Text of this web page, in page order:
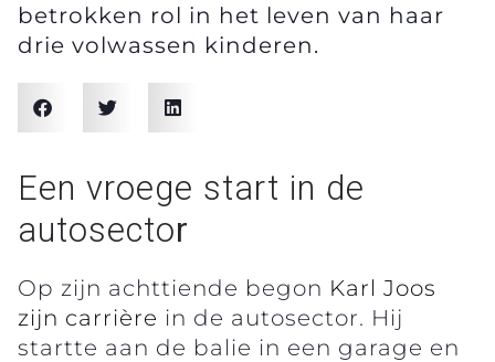
betrokken rol in het leven van haar
drie volwassen kinderen.
Een vroege start in de
autosector
Op zijn achttiende begon Karl Joos
zijn carrière in de autosector. Hij
startte aan de balie in een garage en